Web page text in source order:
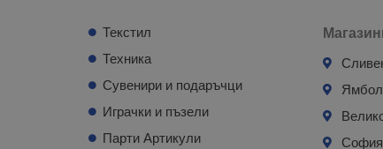
Текстил
Техника
Сувенири и подаръчци
Играчки и пъзели
Парти Артикули
Ямбол
София